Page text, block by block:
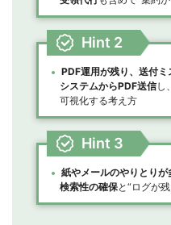
Hint 2
PDF運用が残り、送付
システムからPDF送信し
可視化する考え方
Hint 3
紙やメールのやりとり
検索性の確保と“ログが